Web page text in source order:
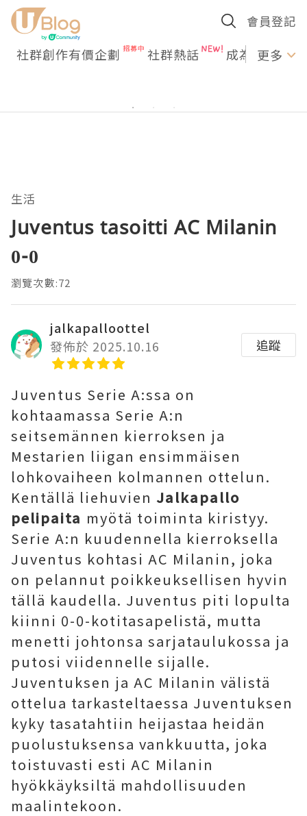
會員登記
社群創作有價企劃 社群熱話 成為U更多
生活
Juventus tasoitti AC Milanin
0-0
瀏覽次數:72
jalkapalloottel
發佈於 2025.10.16
追蹤
Juventus Serie A:ssa on
kohtaamassa Serie A:n
seitsemännen kierroksen ja
Mestarien liigan ensimmäisen
lohkovaiheen kolmannen ottelun.
Kentällä liehuvien Jalkapallo
pelipaita myötä toiminta kiristyy.
Serie A:n kuudennella kierroksella
Juventus kohtasi AC Milanin, joka
on pelannut poikkeuksellisen hyvin
tällä kaudella. Juventus piti lopulta
kiinni 0-0-kotitasapelistä, mutta
menetti johtonsa sarjataulukossa ja
putosi viidennelle sijalle.
Juventuksen ja AC Milanin välistä
ottelua tarkasteltaessa Juventuksen
kyky tasatahtiin heijastaa heidän
puolustuksensa vankkuutta, joka
toistuvasti esti AC Milanin
hyökkäyksiltä mahdollisuuden
maalintekoon.